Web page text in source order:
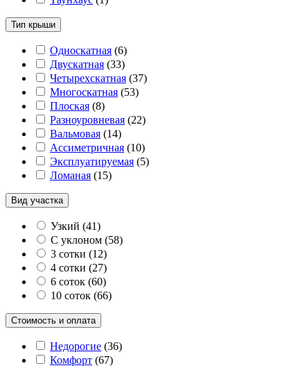
Тип крыши
Односкатная (6)
Двускатная (33)
Четырехскатная (37)
Многоскатная (53)
Плоская (8)
Разноуровневая (22)
Вальмовая (14)
Ассиметричная (10)
Эксплуатируемая (5)
Ломаная (15)
Вид участка
Узкий (41)
С уклоном (58)
3 сотки (12)
4 сотки (27)
6 соток (60)
10 соток (66)
Стоимость и оплата
Недорогие (36)
Комфорт (67)